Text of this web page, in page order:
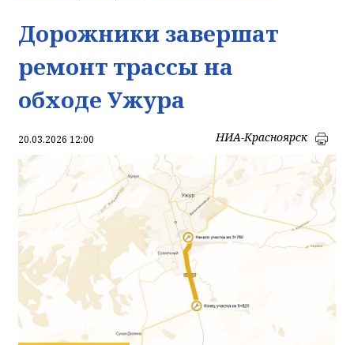
Дорожники завершат
ремонт трассы на
обходе Ужура
20.03.2026 12:00 НИА-Красноярск